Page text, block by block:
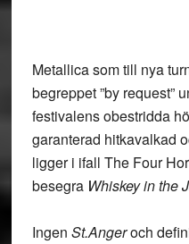
Metallicasom till nya
begreppet ”by request”
festivalens obestridda
garanterad hitkavalkad
ligger i ifall The Four
besegra Whiskey in the
Ingen St.Angeroch